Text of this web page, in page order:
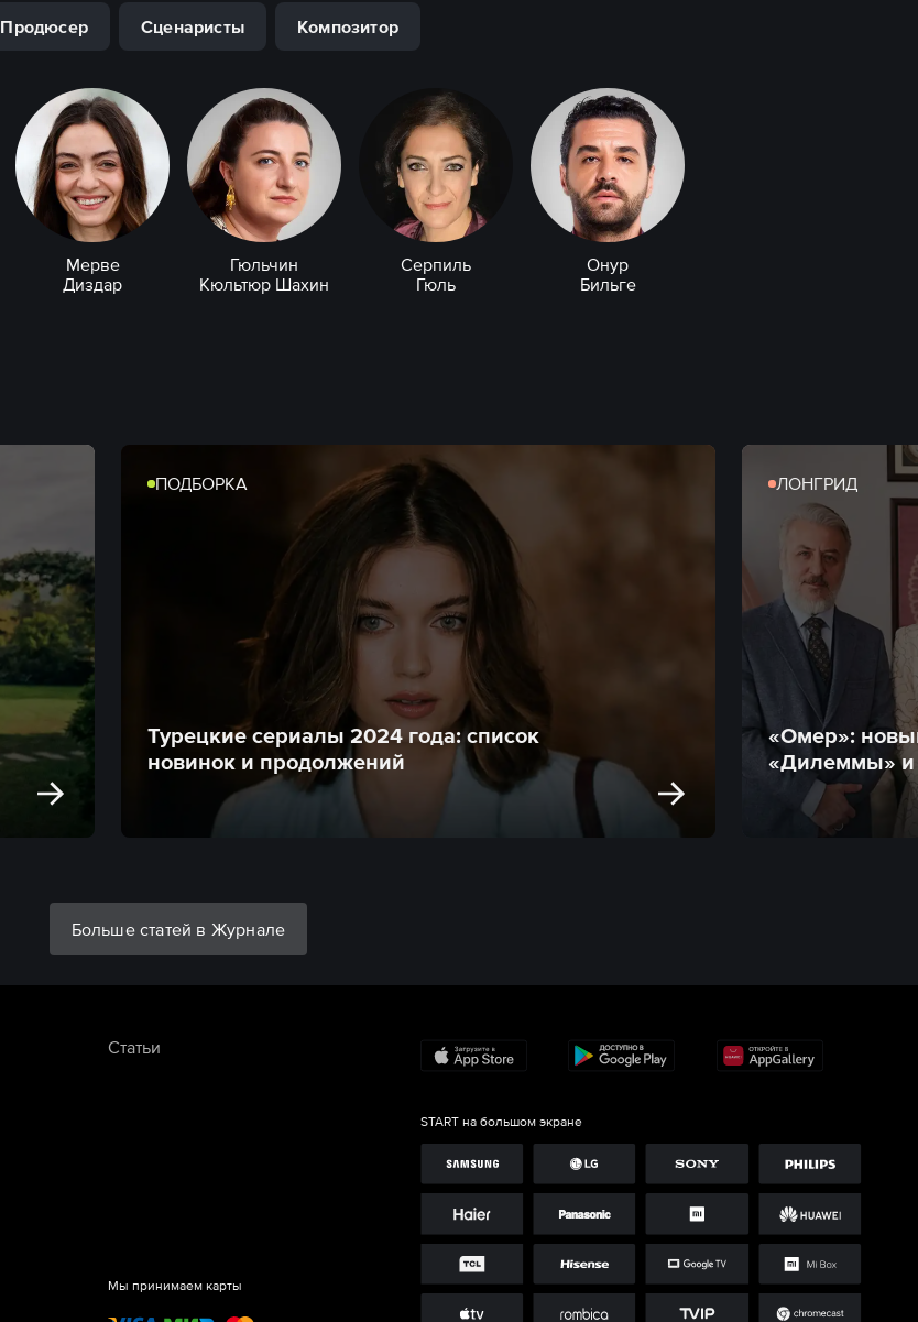
Продюсер Сценаристы Композитор
Мерве
Диздар
Гюльчин
Кюльтюр Шахин
Серпиль
Гюль
Онур
Бильге
ПОДБОРКА
Турецкие сериалы 2024 года: список
новинок и продолжений
ЛОНГРИД
«Омер»:
«Дилеммы» и
Больше статей в Журнале
Статьи
Мы принимаем карты
START на большом экране